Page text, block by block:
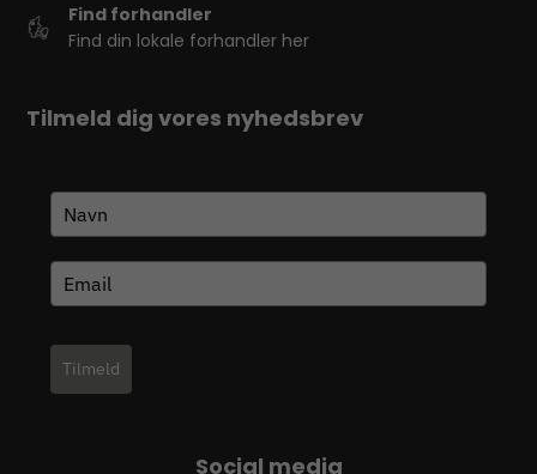
Find forhandler
Find din lokale forhandler her
Tilmeld dig vores nyhedsbrev
Tilmeld
Social media